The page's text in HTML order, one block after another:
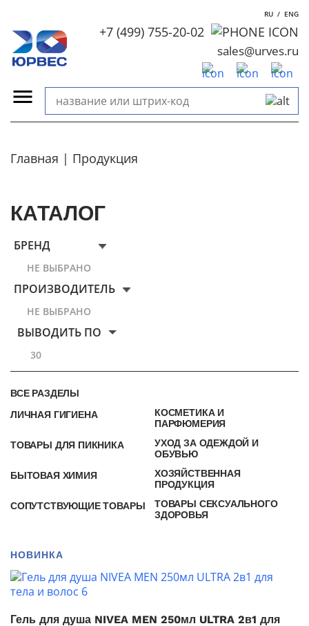
RU / ENG
+7 (499) 755-20-02
sales@urves.ru
Главная Продукция
КАТАЛОГ
БРЕНД
НЕ ВЫБРАНО
ПРОИЗВОДИТЕЛЬ
НЕ ВЫБРАНО
ВЫВОДИТЬ ПО
30
ВСЕ РАЗДЕЛЫ
ЛИЧНАЯ ГИГИЕНА
КОСМЕТИКА И
ПАРФЮМЕРИЯ
ТОВАРЫ ДЛЯ ПИКНИКА
УХОД ЗА ОДЕЖДОЙ И
ОБУВЬЮ
БЫТОВАЯ ХИМИЯ
ХОЗЯЙСТВЕННАЯ
ПРОДУКЦИЯ
СОПУТСТВУЮЩИЕ ТОВАРЫ
ТОВАРЫ СЕКСУАЛЬНОГО
ЗДОРОВЬЯ
НОВИНКА
Гель для душа NIVEA MEN 250мл ULTRA 2в1 для